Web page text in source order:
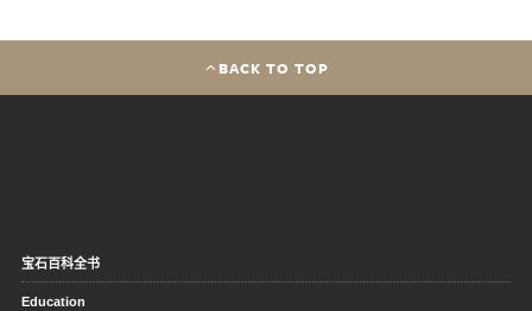
BACK TO TOP
宝石百科全书
Education